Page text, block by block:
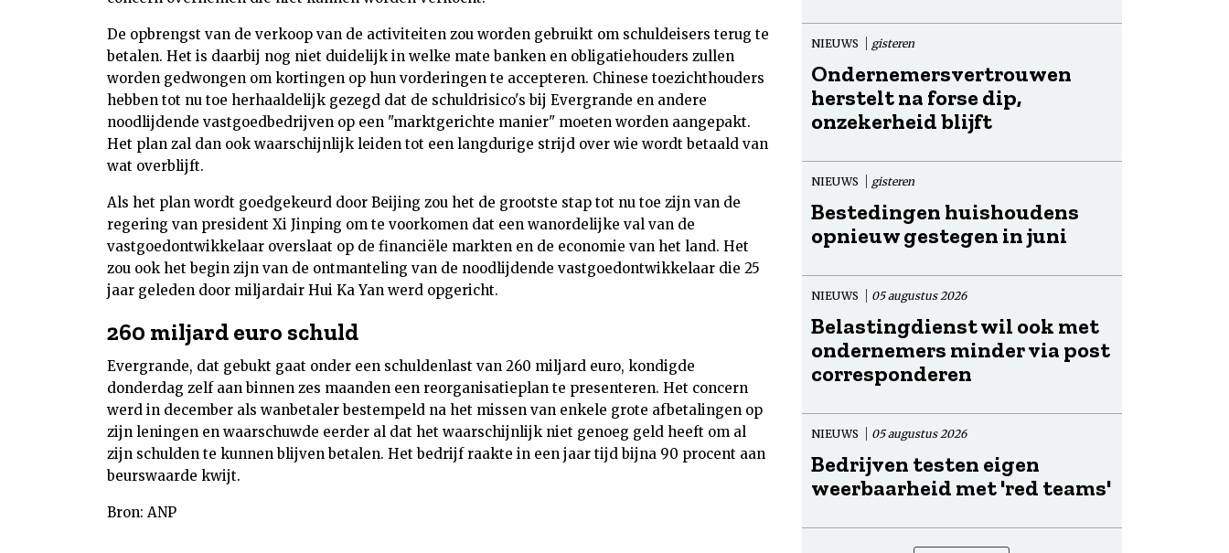
De opbrengst van de verkoop van de activiteiten zou worden gebruikt om schuldeisers terug te
betalen. Het is daarbij nog niet duidelijk in welke mate banken en obligatiehouders zullen
worden gedwongen om kortingen op hun vorderingen te accepteren. Chinese toezichthouders
hebben tot nu toe herhaaldelijk gezegd dat de schuldrisico's bij Evergrande en andere
noodlijdende vastgoedbedrijven op een "marktgerichte manier" moeten worden aangepakt.
Het plan zal dan ook waarschijnlijk leiden tot een langdurige strijd over wie wordt betaald van
wat overblijft.
Als het plan wordt goedgekeurd door Beijing zou het de grootste stap tot nu toe zijn van de
regering van president Xi Jinping om te voorkomen dat een wanordelijke val van de
vastgoedontwikkelaar overslaat op de financiële markten en de economie van het land. Het
zou ook het begin zijn van de ontmanteling van de noodlijdende vastgoedontwikkelaar die 25
jaar geleden door miljardair Hui Ka Yan werd opgericht.
260 miljard euro schuld
Evergrande, dat gebukt gaat onder een schuldenlast van 260 miljard euro, kondigde
donderdag zelf aan binnen zes maanden een reorganisatieplan te presenteren. Het concern
werd in december als wanbetaler bestempeld na het missen van enkele grote afbetalingen op
zijn leningen en waarschuwde eerder al dat het waarschijnlijk niet genoeg geld heeft om al
zijn schulden te kunnen blijven betalen. Het bedrijf raakte in een jaar tijd bijna 90 procent aan
beurswaarde kwijt.
Bron: ANP
NIEUWS gisteren
Ondernemersvertrouwen
herstelt na forse dip,
onzekerheid blijft
NIEUWS gisteren
Bestedingen huishoudens
opnieuw gestegen in juni
NIEUWS 05 augustus 2026
Belastingdienst wil ook met
ondernemers minder via post
corresponderen
NIEUWS 05 augustus 2026
Bedrijven testen eigen
weerbaarheid met 'red teams'